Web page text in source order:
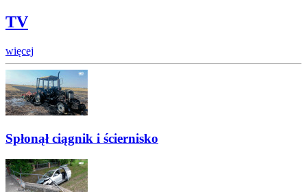
TV
więcej
Spłonął ciągnik i ściernisko